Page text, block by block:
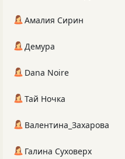
Амалия Сирин
Демура
Dana Noire
Тай Ночка
Валентина_Захарова
Галина Суховерх